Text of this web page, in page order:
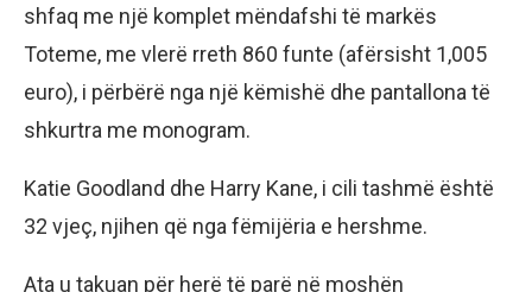
shfaq me një komplet mëndafshi të markës
Toteme, me vlerë rreth 860 funte (afërsisht 1,005
euro), i përbërë nga një këmishë dhe pantallona të
shkurtra me monogram.
Katie Goodland dhe Harry Kane, i cili tashmë është
32 vjeç, njihen që nga fëmijëria e hershme.
Ata u takuan për herë të parë në moshën